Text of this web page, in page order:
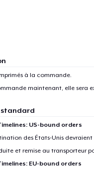
à la commande.
maintenant, elle sera
standard
US-bound orders
des États-Unis
et remise au transporteur
EU-bound orders